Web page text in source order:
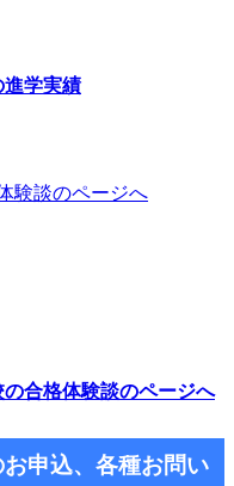
進学実績
験談のページへ
合格体験談のページへ
申込、各種お問い